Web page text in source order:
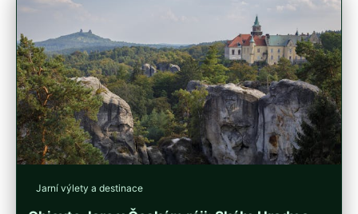
Jarní výlety a destinace